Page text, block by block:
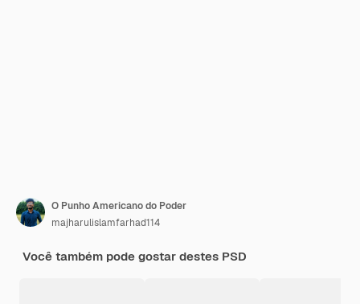
O Punho Americano do Poder
majharulislamfarhad114
Você também pode gostar destes PSD